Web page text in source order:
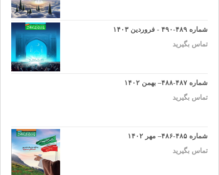
شماره ۴۸۹-۴۹۰ - فروردین ۱۴۰۳
تماس بگیرید
شماره ۴۸۷-۴۸۸– بهمن ۱۴۰۲
تماس بگیرید
شماره ۴۸۵-۴۸۶– مهر ۱۴۰۲
تماس بگیرید